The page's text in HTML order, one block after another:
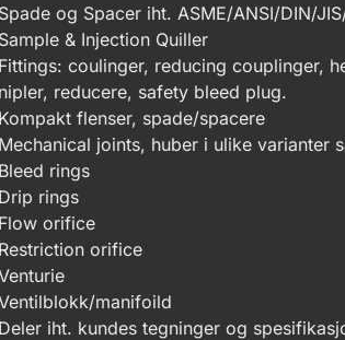
Spade og Spacer iht. ASME/ANSI/DIN/
Sample & Injection Quiller
Fittings: coulinger, reducing couplinger,
nipler, reducere, safety bleed plug.
Kompakt flenser, spade/spacere
Mechanical joints, huber i ulike varianter
Bleed rings
Drip rings
Flow orifice
Restriction orifice
manifoild
Deler iht. kundes tegninger og